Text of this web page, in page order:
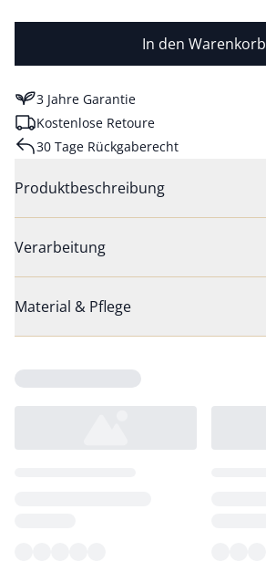
In den Warenkorb
3 Jahre Garantie
Kostenlose Retoure
30 Tage Rückgaberecht
Produktbeschreibung
Verarbeitung
Material & Pflege